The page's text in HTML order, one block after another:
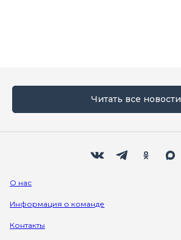
Читать все новости
О нас
Информация о команде
Контакты